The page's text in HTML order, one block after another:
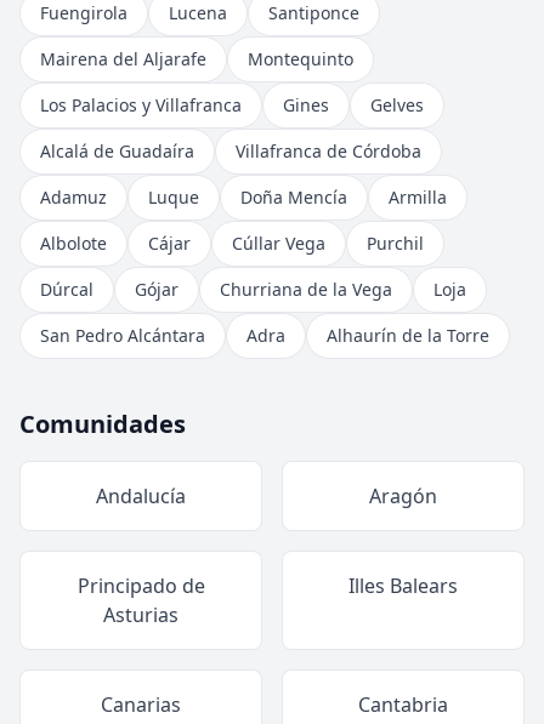
Fuengirola
Lucena
Santiponce
Mairena del Aljarafe
Montequinto
Los Palacios y Villafranca
Gines
Gelves
Alcalá de Guadaíra
Villafranca de Córdoba
Adamuz
Luque Doña Mencía
Armilla
Albolote
Cájar Cúllar Vega
Purchil
Dúrcal
Gójar Churriana de la Vega
Loja
San Pedro Alcántara
Adra Alhaurín de la Torre
Comunidades
Andalucía Aragón
Principado de
Asturias
Illes Balears
Canarias Cantabria